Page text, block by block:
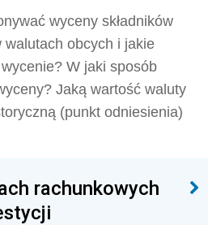
wyceny składników
obcych i jakie
W jaki sposób
Jaką wartość waluty
(punkt odniesienia)
rachunkowych